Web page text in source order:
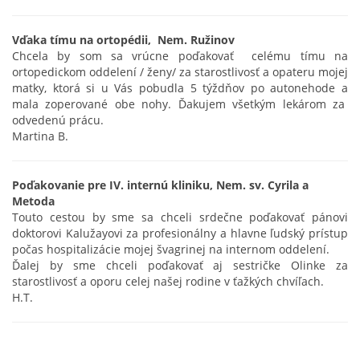
Vďaka tímu na ortopédii, Nem. Ružinov
Chcela by som sa vrúcne poďakovať celému tímu na
ortopedickom oddelení / ženy/ za starostlivosť a opateru mojej
matky, ktorá si u Vás pobudla 5 týždňov po autonehode a
mala zoperované obe nohy. Ďakujem všetkým lekárom za
odvedenú prácu.
Martina B.
Poďakovanie pre IV. internú kliniku, Nem. sv. Cyrila a
Metoda
Touto cestou by sme sa chceli srdečne poďakovať pánovi
doktorovi Kalužayovi za profesionálny a hlavne ľudský prístup
počas hospitalizácie mojej švagrinej na internom oddelení.
Ďalej by sme chceli poďakovať aj sestričke Olinke za
starostlivosť a oporu celej našej rodine v ťažkých chvíľach.
H.T.